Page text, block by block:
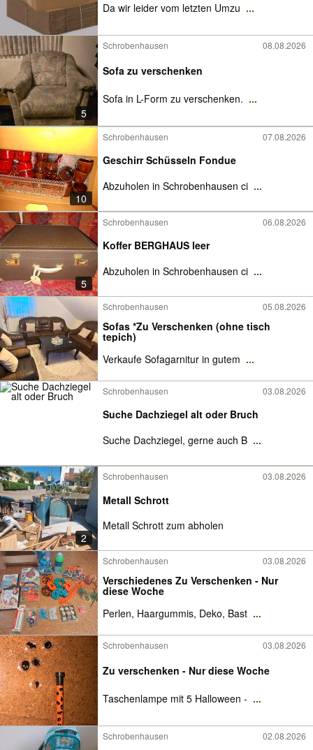
Da wir leider vom letzten Umzu ...
5
Schrobenhausen 08.08.2026
Sofa zu verschenken
Sofa in L-Form zu verschenken. ...
10
Schrobenhausen 07.08.2026
Geschirr Schüsseln Fondue
Abzuholen in Schrobenhausen ci ...
5
Schrobenhausen 06.08.2026
Koffer BERGHAUS leer
Abzuholen in Schrobenhausen ci ...
Schrobenhausen 05.08.2026
Sofas *Zu Verschenken (ohne tisch
tepich)
Verkaufe Sofagarnitur in gutem ...
Schrobenhausen 03.08.2026
Suche Dachziegel alt oder Bruch
Suche Dachziegel, gerne auch B ...
2
Schrobenhausen 03.08.2026
Metall Schrott
Metall Schrott zum abholen
Schrobenhausen 03.08.2026
Verschiedenes Zu Verschenken - Nur
diese Woche
Perlen, Haargummis, Deko, Bast ...
Schrobenhausen 03.08.2026
Zu verschenken - Nur diese Woche
Taschenlampe mit 5 Halloween - ...
Schrobenhausen 02.08.2026